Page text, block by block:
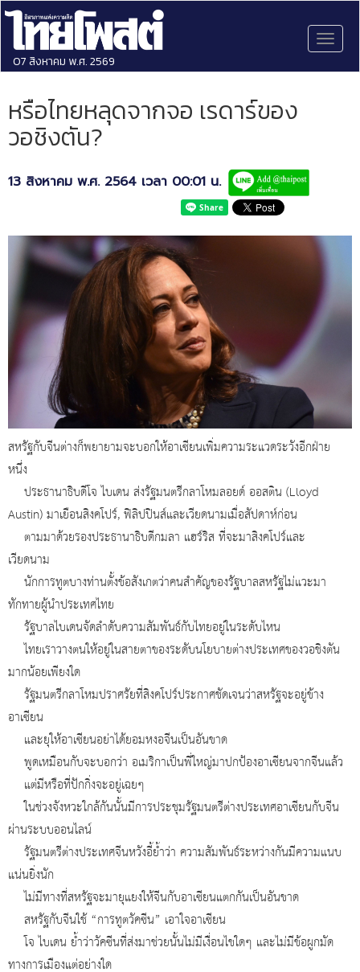
07 สิงหาคม พ.ศ. 2569
หรือไทยหลุดจากจอ เรดาร์ของ
วอชิงตัน?
13 สิงหาคม พ.ศ. 2564 เวลา 00:01 น.
สหรัฐกับจีนต่างก็พยายามจะบอกให้อาเซียนเพิ่มความระแวดระวังอีกฝ่าย
หนึ่ง
ประธานาธิบดีโจ ไบเดน ส่งรัฐมนตรีกลาโหมลอยด์ ออสติน (Lloyd
Austin) มาเยือนสิงคโปร์, ฟิลิปปินส์และเวียดนามเมื่อสัปดาห์ก่อน
ตามมาด้วยรองประธานาธิบดีกมลา แฮร์ริส ที่จะมาสิงคโปร์และ
เวียดนาม
นักการทูตบางท่านตั้งข้อสังเกตว่าคนสำคัญของรัฐบาลสหรัฐไม่แวะมา
ทักทายผู้นำประเทศไทย
รัฐบาลไบเดนจัดลำดับความสัมพันธ์กับไทยอยู่ในระดับไหน
ไทยเราวางตนให้อยู่ในสายตาของระดับนโยบายต่างประเทศของวอชิงตัน
มากน้อยเพียงใด
รัฐมนตรีกลาโหมปราศรัยที่สิงคโปร์ประกาศชัดเจนว่าสหรัฐจะอยู่ข้าง
อาเซียน
และยุให้อาเซียนอย่าได้ยอมหงอจีนเป็นอันขาด
พูดเหมือนกับจะบอกว่า อเมริกาเป็นพี่ใหญ่มาปกป้องอาเซียนจากจีนแล้ว
แต่มีหรือที่ปักกิ่งจะอยู่เฉยๆ
ในช่วงจังหวะใกล้กันนั้นมีการประชุมรัฐมนตรีต่างประเทศอาเซียนกับจีน
ผ่านระบบออนไลน์
รัฐมนตรีต่างประเทศจีนหวังอี้ย้ำว่า ความสัมพันธ์ระหว่างกันมีความแนบ
แน่นยิ่งนัก
ไม่มีทางที่สหรัฐจะมายุแยงให้จีนกับอาเซียนแตกกันเป็นอันขาด
สหรัฐกับจีนใช้ “การทูตวัคซีน” เอาใจอาเซียน
โจ ไบเดน ย้ำว่าวัคซีนที่ส่งมาช่วยนั้นไม่มีเงื่อนไขใดๆ และไม่มีข้อผูกมัด
ทางการเมืองแต่อย่างใด